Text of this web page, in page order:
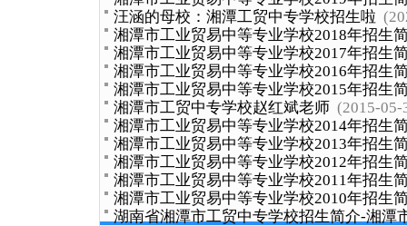
汪涵的母校：湘潭工贸中专学校招生啦
湘潭市工业贸易中等专业学校2018年招生
湘潭市工业贸易中等专业学校2017年招生
湘潭市工业贸易中等专业学校2016年招生
湘潭市工业贸易中等专业学校2015年招生
湘潭市工贸中专学校赵红斌老师 (2015-05-
湘潭市工业贸易中等专业学校2014年招生
湘潭市工业贸易中等专业学校2013年招生
湘潭市工业贸易中等专业学校2012年招生
湘潭市工业贸易中等专业学校2011年招生
湘潭市工业贸易中等专业学校2010年招生
湖南省湘潭市工贸中专学校招生简介-湘潭